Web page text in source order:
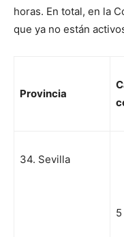
horas. En total, en la
que ya no están
Provincia
34. Sevilla
5